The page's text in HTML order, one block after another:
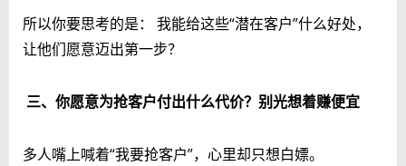
所以你要思考的是： 我能给这些“潜在客户”什么好处，
让他们愿意迈出第一步？
三、你愿意为抢客户付出什么代价？别光想着赚便宜
多人嘴上喊着“我要抢客户”，心里却只想白嫖。